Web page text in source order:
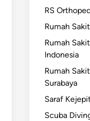
RS
Rumah Sakit
Rumah
Indonesia
Rumah
Surabaya
Saraf
Scuba